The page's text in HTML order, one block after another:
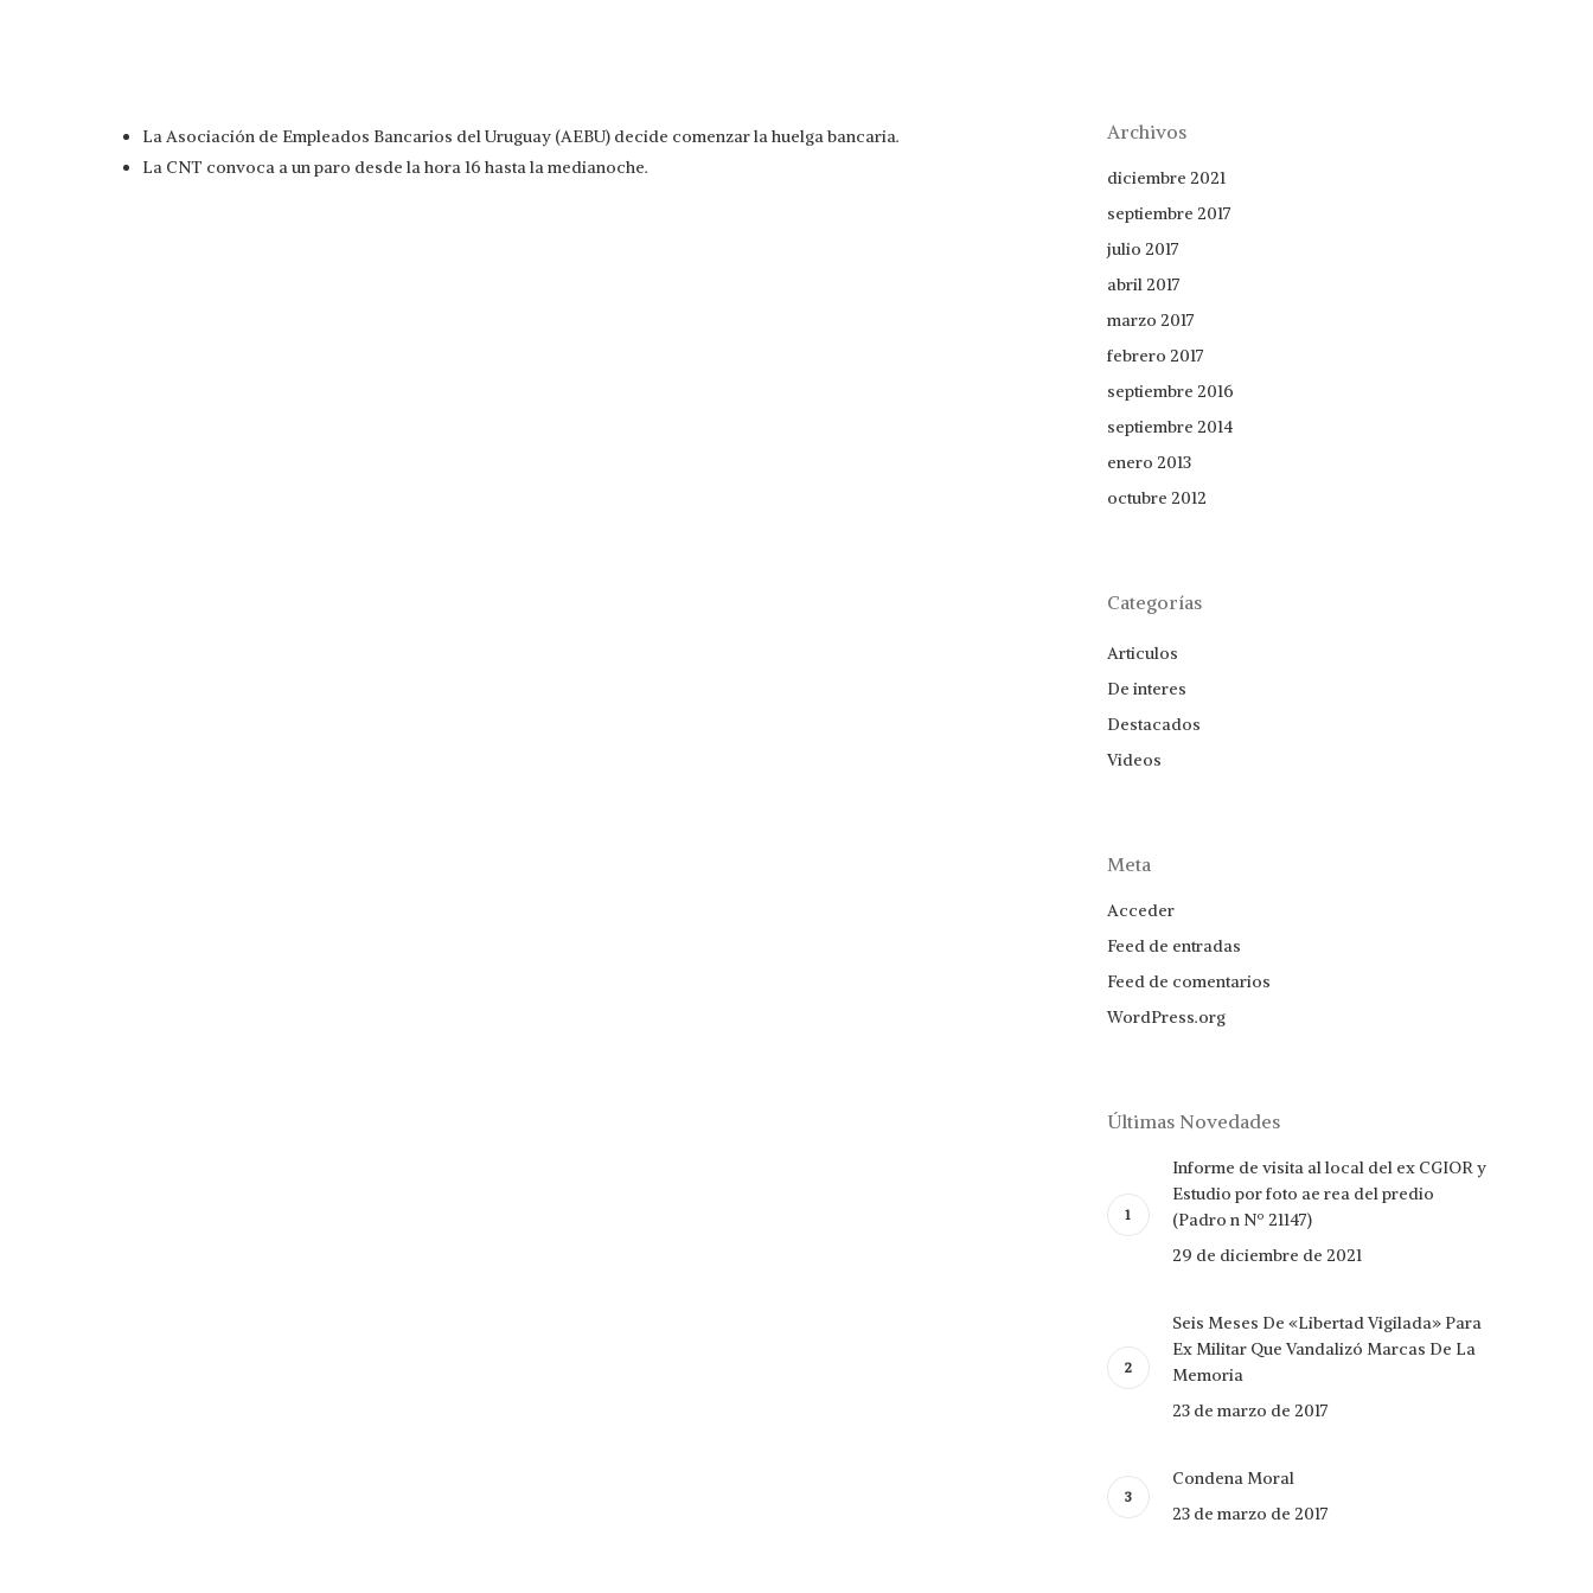
La Asociación de Empleados Bancarios del Uruguay (AEBU) decide comenzar la huelga bancaria.
La CNT convoca a un paro desde la hora 16 hasta la medianoche.
Archivos
diciembre 2021
septiembre 2017
julio 2017
abril 2017
marzo 2017
febrero 2017
septiembre 2016
septiembre 2014
enero 2013
octubre 2012
Categorías
Articulos
De interes
Destacados
Videos
Meta
Acceder
Feed de entradas
Feed de comentarios
WordPress.org
Últimas Novedades
Informe de visita al local del ex CGIOR y
Estudio por foto ae rea del predio
(Padro n Nº 21147)
29 de diciembre de 2021
Seis Meses De «Libertad Vigilada» Para
Ex Militar Que Vandalizó Marcas De La
Memoria
23 de marzo de 2017
Condena Moral
23 de marzo de 2017